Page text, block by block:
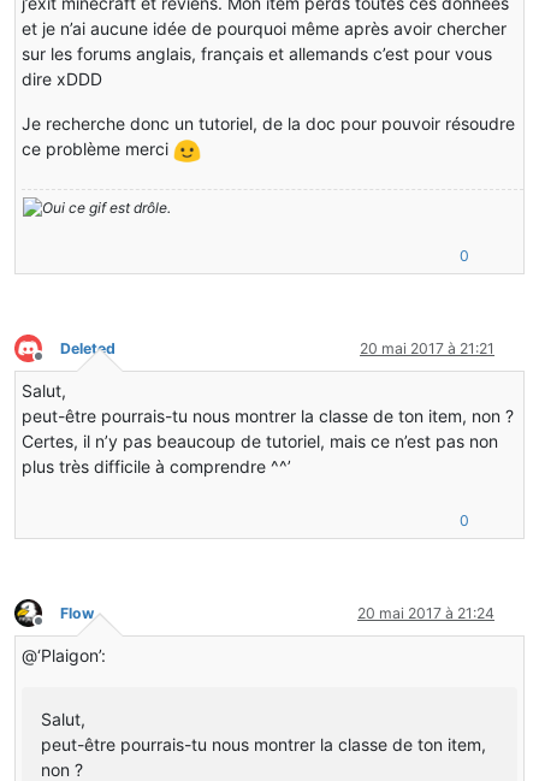
et je n’ai aucune idée de pourquoi même après avoir chercher
sur les forums anglais, français et allemands c’est pour vous
dire xDDD
Je recherche donc un tutoriel, de la doc pour pouvoir résoudre
ce problème merci
0
Hors-ligne
Deleted 20 mai 2017 à 21:21
Salut,
peut-être pourrais-tu nous montrer la classe de ton item, non ?
Certes, il n’y pas beaucoup de tutoriel, mais ce n’est pas non
plus très difficile à comprendre ^^’
0
Hors-ligne
Flow 20 mai 2017 à 21:24
@‘Plaigon’:
Salut,
peut-être pourrais-tu nous montrer la classe de ton item,
non ?